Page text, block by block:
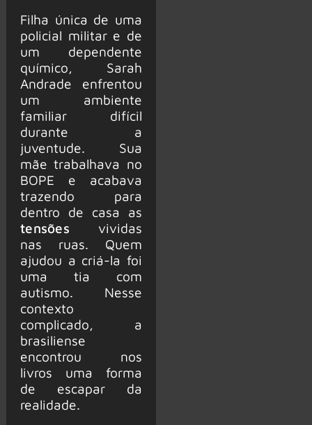
Filha única de uma
policial militar e de
um dependente
químico, Sarah
Andrade enfrentou
um ambiente
familiar difícil
durante a
juventude. Sua
mãe trabalhava no
BOPE e acabava
trazendo para
dentro de casa as
tensões vividas
nas ruas. Quem
ajudou a criá-la foi
uma tia com
autismo. Nesse
contexto
complicado, a
brasiliense
encontrou nos
livros uma forma
de escapar da
realidade.